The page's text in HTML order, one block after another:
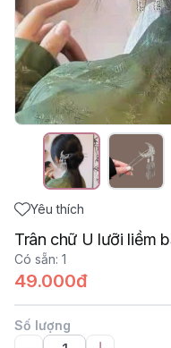
Yêu thích
Trân chữ U lưỡi liềm
Có sẵn: 1
49.000đ
Số lượng